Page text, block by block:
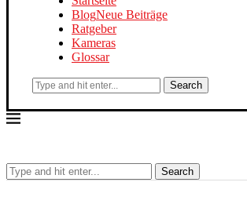
BlogNeue Beiträge
Ratgeber
Kameras
Glossar
Search
Search